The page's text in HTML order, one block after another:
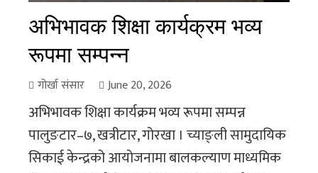
अभिभावक शिक्षा कार्यक्रम भव्य
रूपमा सम्पन्न
गोर्खा संसार June 20, 2026
अभिभावक शिक्षा कार्यक्रम भव्य रूपमा सम्पन्न
पालुङटार–७, खत्रीटार, गोरखा । च्याङ्ली सामुदायिक
सिकाई केन्द्रको आयोजनामा बालकल्याण माध्यमिक